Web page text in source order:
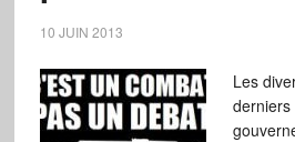
10 JUIN 2013
Les